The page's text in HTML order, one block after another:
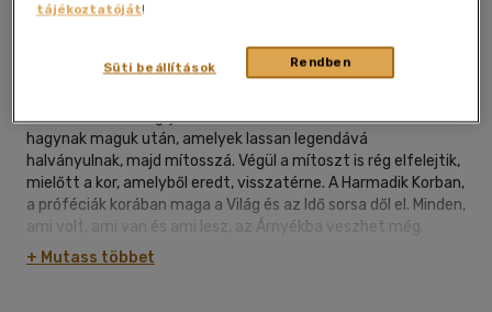
magyar nyelvű|puhatáblás,
ragasztókötött|490 oldal
Az Idő Kereke forog, jönnek-mennek a korok. Emlékeket
hagynak maguk után, amelyek lassan legendává
halványulnak, majd mítosszá. Végül a mítoszt is rég elfelejtik,
mielőtt a kor, amelyből eredt, visszatérne. A Harmadik Korban,
a próféciák korában maga a Világ és az Idő sorsa dől el. Minden,
ami volt, ami van és ami lesz, az Árnyékba veszhet még.
Robert Jordan az Idő Kereke sorozatban egy tolkieni
igényességgel kidolgozott világot teremtett meg, és ehhez
+ Mutass többet
tájékoztatóját!
Rendben
Süti beállítások